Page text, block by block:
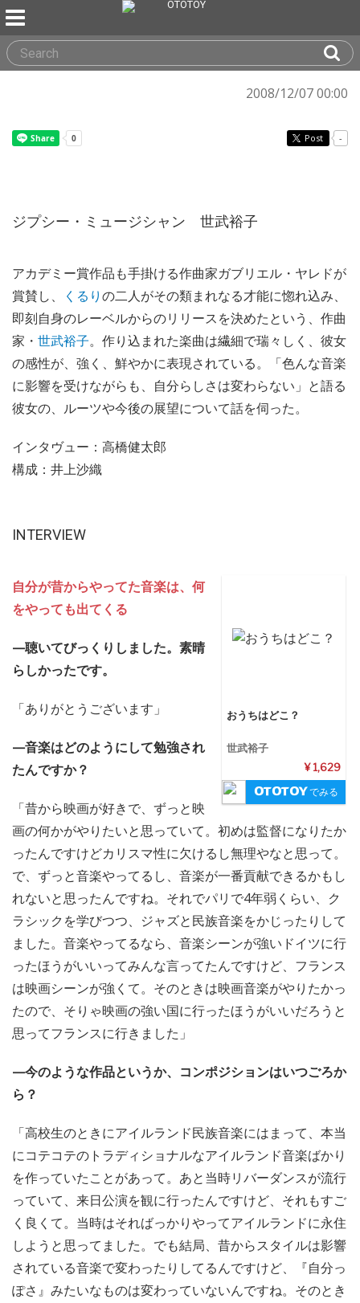
2008/12/07 00:00
Post -
ジプシー・ミュージシャン 世武裕子
アカデミー賞作品も手掛ける作曲家ガブリエル・ヤレドが
賞賛し、
くるりの二人がその類まれなる才能に惚れ込み、
即刻自身のレーベルからのリリースを決めたという、作曲
家・ 世武裕子。作り込まれた楽曲は繊細で瑞々しく、彼女
の感性が、強く、鮮やかに表現されている。「色んな音楽
に影響を受けながらも、自分らしさは変わらない」と語る
彼女の、ルーツや今後の展望について話を伺った。
インタヴュー：高橋健太郎
構成：井上沙織
INTERVIEW
おうちはどこ？
世武裕子
¥ 1,629
でみる
自分が昔からやってた音楽は、何
をやっても出てくる
—聴いてびっくりしました。素晴
らしかったです。
「ありがとうございます」
—音楽はどのようにして勉強され
たんですか？
「昔から映画が好きで、ずっと映
画の何かがやりたいと思っていて。初めは監督になりたか
ったんですけどカリスマ性に欠けるし無理やなと思って。
で、ずっと音楽やってるし、音楽が一番貢献できるかもし
れないと思ったんですね。それでパリで4年弱くらい、ク
ラシックを学びつつ、ジャズと民族音楽をかじったりして
ました。音楽やってるなら、音楽シーンが強いドイツに行
ったほうがいいってみんな言ってたんですけど、フランス
は映画シーンが強くて。そのときは映画音楽がやりたかっ
たので、そりゃ映画の強い国に行ったほうがいいだろうと
思ってフランスに行きました」
—今のような作品というか、コンポジションはいつごろか
ら？
「高校生のときにアイルランド民族音楽にはまって、本当
にコテコテのトラディショナルなアイルランド音楽ばかり
を作っていたことがあって。あと当時リバーダンスが流行
っていて、来日公演を観に行ったんですけど、それもすご
く良くて。当時はそればっかりやってアイルランドに永住
しようと思ってました。でも結局、昔からスタイルは影響
されている音楽で変わったりしてるんですけど、『自分っ
ぽさ』みたいなものは変わっていないんですね。そのとき